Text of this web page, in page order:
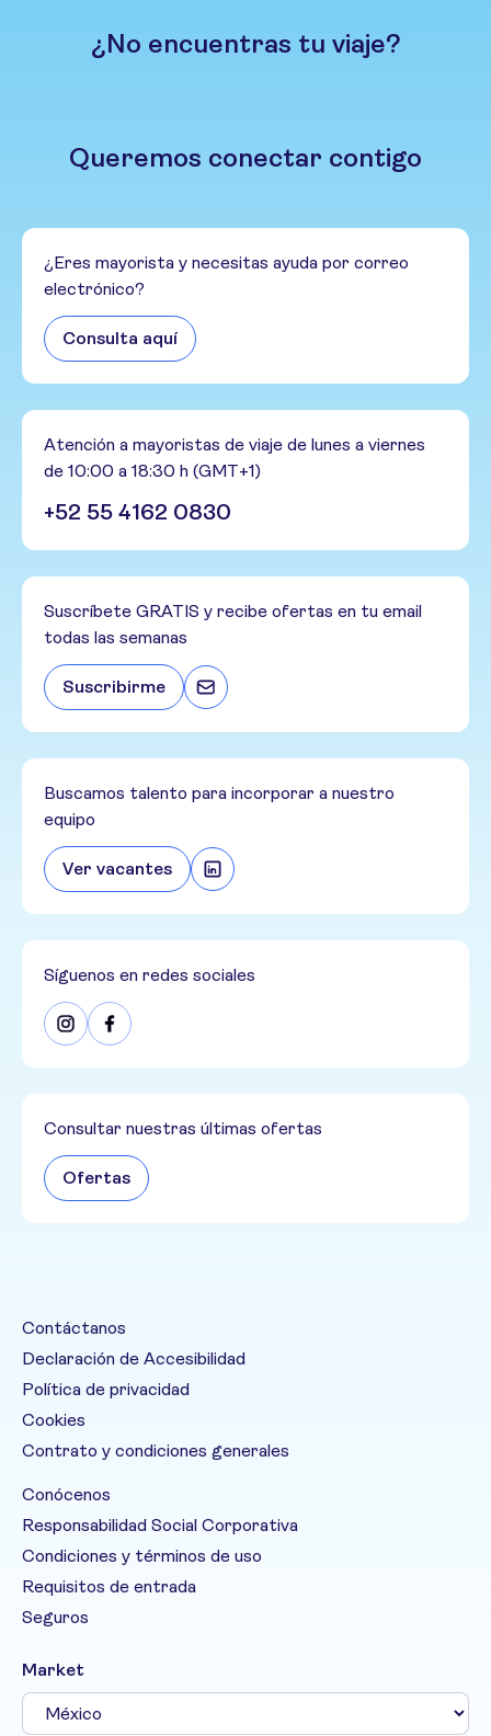
¿No encuentras tu viaje?
Queremos conectar contigo
¿Eres mayorista y necesitas ayuda por correo
electrónico?
Consulta aquí
Atención a mayoristas de viaje de lunes a viernes
de 10:00 a 18:30 h (GMT+1)
+52 55 4162 0830
Suscríbete GRATIS y recibe ofertas en tu email
todas las semanas
Suscribirme
Buscamos talento para incorporar a nuestro
equipo
Ver vacantes
Síguenos en redes sociales
Consultar nuestras últimas ofertas
Ofertas
Contáctanos
Declaración de Accesibilidad
Política de privacidad
Cookies
Contrato y condiciones generales
Conócenos
Responsabilidad Social Corporativa
Condiciones y términos de uso
Requisitos de entrada
Seguros
Market